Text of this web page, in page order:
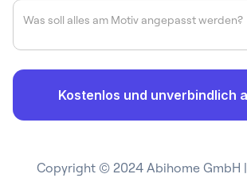
Copyright © 2024 Abihome GmbH |